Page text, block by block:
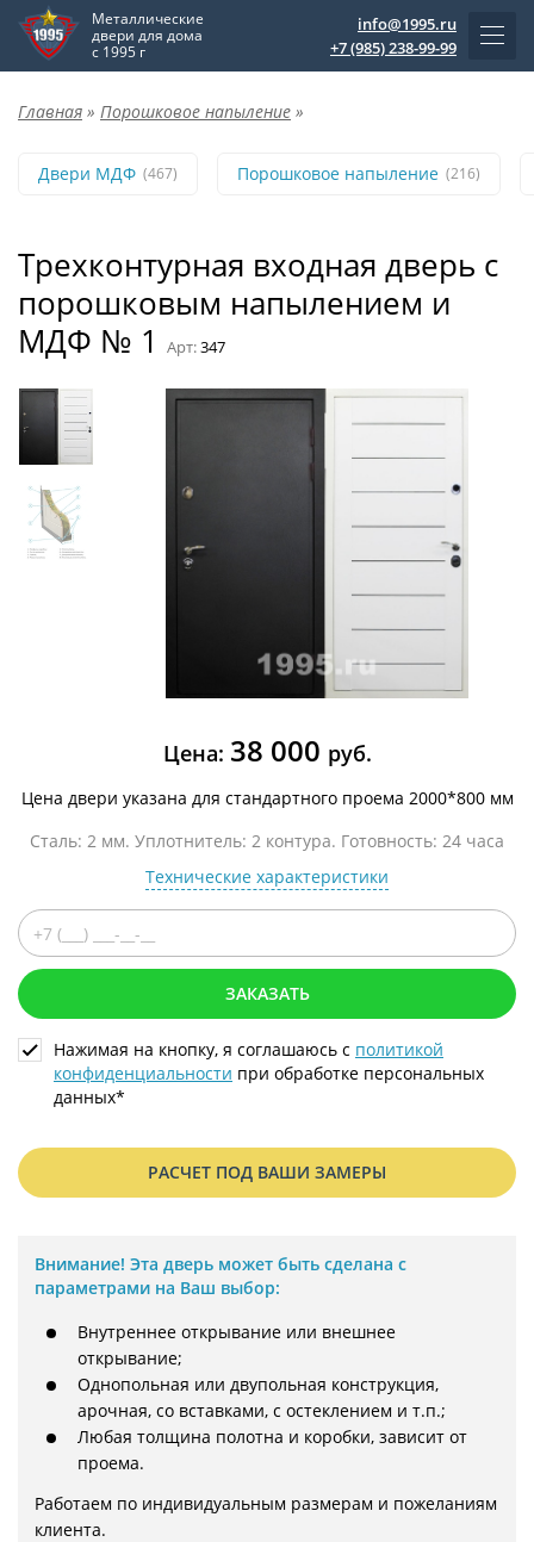
Металлические
двери для дома
с 1995 г
info@1995.ru
+7 (985) 238-99-99
Главная » Порошковое напыление »
Двери МДФ (467) Порошковое напыление (216)
Трехконтурная входная дверь с
порошковым напылением и
МДФ № 1
Арт:347
Цена: 38 000 руб.
Цена двери указана для стандартного проема 2000*800 мм
Сталь: 2 мм. Уплотнитель: 2 контура. Готовность: 24 часа
Технические характеристики
ЗАКАЗАТЬ
Нажимая на кнопку, я соглашаюсь с политикой
конфиденциальности при обработке персональных
данных*
РАСЧЕТ ПОД ВАШИ ЗАМЕРЫ
Внимание! Эта дверь может быть сделана с
параметрами на Ваш выбор:
Внутреннее открывание или внешнее
открывание;
Однопольная или двупольная конструкция,
арочная, со вставками, с остеклением и т.п.;
Любая толщина полотна и коробки, зависит от
проема.
Работаем по индивидуальным размерам и пожеланиям
клиента.